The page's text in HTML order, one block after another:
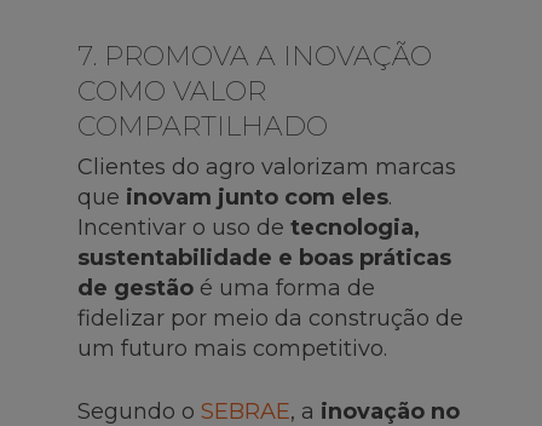
7. PROMOVA A INOVAÇÃO
COMO VALOR
COMPARTILHADO
Clientes do agro valorizam marcas
que inovam junto com eles.
Incentivar o uso de tecnologia,
sustentabilidade e boas práticas
de gestão é uma forma de
fidelizar por meio da construção de
um futuro mais competitivo.
Segundo o SEBRAE, a inovação no